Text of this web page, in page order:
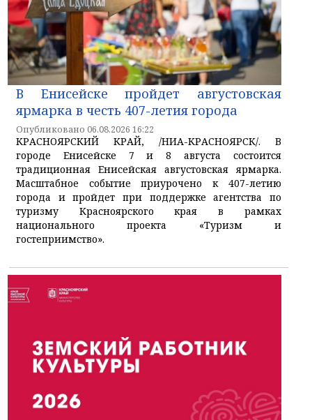
В Енисейске пройдет августовская
ярмарка в честь 407-летия города
Опубликовано 06.08.2026 16:22
КРАСНОЯРСКИЙ КРАЙ, /НИА-КРАСНОЯРСК/. В
городе Енисейске 7 и 8 августа состоится
традиционная Енисейская августовская ярмарка.
Масштабное событие приурочено к 407-летию
города и пройдет при поддержке агентства по
туризму Красноярского края в рамках
национального проекта «Туризм и
гостеприимство».